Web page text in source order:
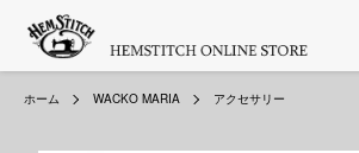
ホーム WACKO MARIA アクセサリー